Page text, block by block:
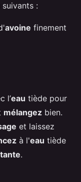
suivants :
avoine finement
l’eau tiède pour
mélangez bien.
et laissez
à l'eau tiède
.